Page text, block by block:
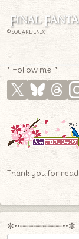
© SQUARE ENIX
* Follow me! *
Thank you for
✼••┈┈┈┈┈┈┈┈┈••✼